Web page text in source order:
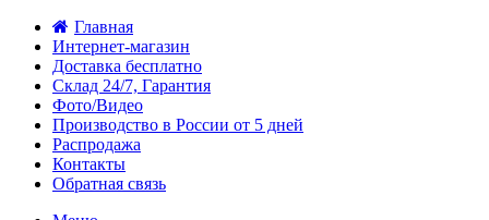
Главная
Интернет-магазин
Доставка бесплатно
Склад 24/7, Гарантия
Фото/Видео
Производство в России от 5 дней
Распродажа
Контакты
Обратная связь